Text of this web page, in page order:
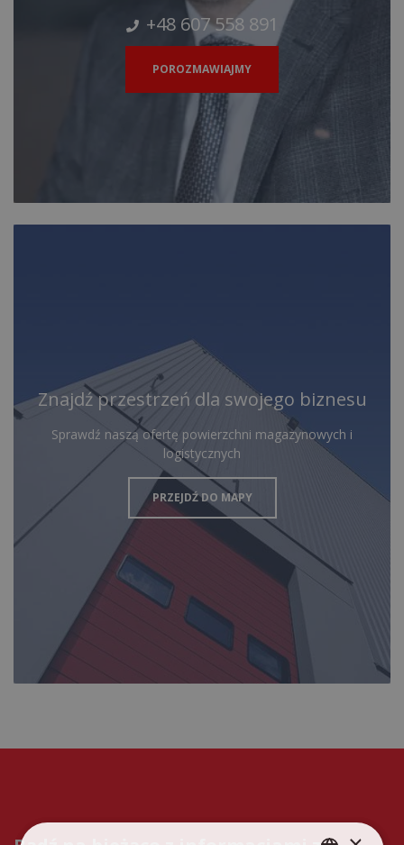
+48 607 558 891
POROZMAWIAJMY
Znajdź przestrzeń dla swojego biznesu
Sprawdź naszą ofertę powierzchni magazynowych i
logistycznych
PRZEJDŹ DO MAPY